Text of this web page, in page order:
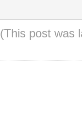
(This post was